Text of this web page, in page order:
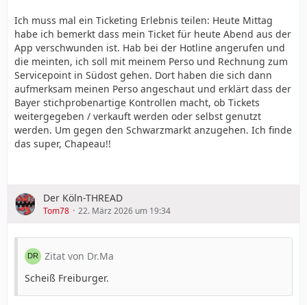
Ich muss mal ein Ticketing Erlebnis teilen: Heute Mittag
habe ich bemerkt dass mein Ticket für heute Abend aus der
App verschwunden ist. Hab bei der Hotline angerufen und
die meinten, ich soll mit meinem Perso und Rechnung zum
Servicepoint in Südost gehen. Dort haben die sich dann
aufmerksam meinen Perso angeschaut und erklärt dass der
Bayer stichprobenartige Kontrollen macht, ob Tickets
weitergegeben / verkauft werden oder selbst genutzt
werden. Um gegen den Schwarzmarkt anzugehen. Ich finde
das super, Chapeau!!
Der Köln-THREAD
Tom78 22. März 2026 um 19:34
Zitat von Dr.Ma
Scheiß Freiburger.